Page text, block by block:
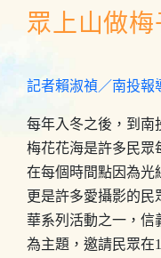
眾上山做梅
記者賴淑禎／南投報
每年入冬之後，到南
梅花花海是許多民眾
在每個時間點因為光
更是許多愛攝影的
華系列活動之一，信
為主題，邀請民眾在